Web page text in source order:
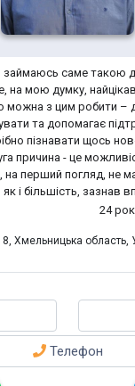
займаюсь саме такою
мою думку,
можна з цим робити –
та допомагає
пізнавати щось
причина - це
на перший погляд, не
і більшість, зазнав
отримав багато
24
Хмельницька область,
Телефон